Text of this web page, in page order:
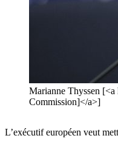
Marianne Thyssen
Commission]</a>]
L’exécutif européen veut